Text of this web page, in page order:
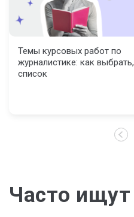
Темы курсовых работ по
журналистике: как выбрать,
список
Часто ищут